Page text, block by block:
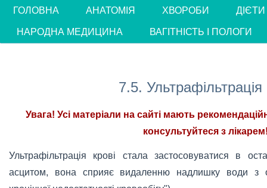
ГОЛОВНА АНАТОМІЯ ХВОРОБИ ДІЄТИ
НАРОДНА МЕДИЦИНА ВАГІТНІСТЬ І ПОЛОГИ
7.5. Ультрафільтрація
Увага! Усі матеріали на сайті мають
консультуйтеся з
Ультрафільтрація крові стала застосовуватися в
асцитом, вона сприяє видаленню надлишку води з